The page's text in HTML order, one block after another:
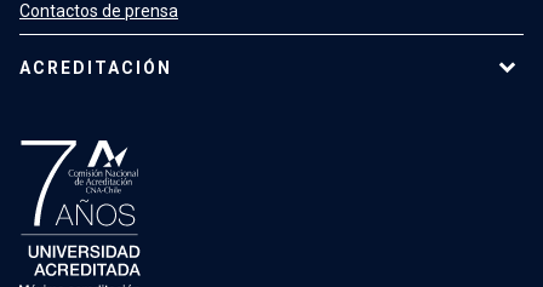
Contactos de prensa
ACREDITACIÓN